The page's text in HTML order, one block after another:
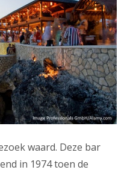
waard. Deze bar
in 1974 toen de